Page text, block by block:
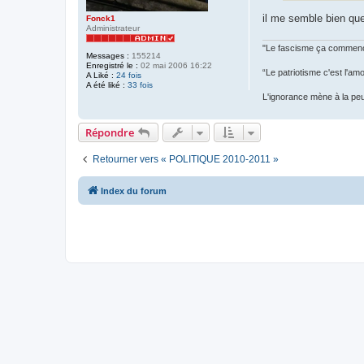
Fonck1
Administrateur
Messages : 155214
Enregistré le : 02 mai 2006 16:22
A Liké : 24 fois
A été liké : 33 fois
il me semble bien
"Le fascisme ça
“Le patriotisme c'est
L'ignorance mène à la
Répondre
Retourner vers « POLITIQUE 2010-2011 »
Index du forum